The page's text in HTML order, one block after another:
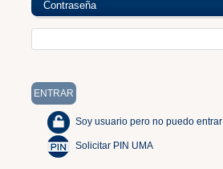
Contraseña
Soy usuario pero no puedo entrar
Solicitar PIN UMA